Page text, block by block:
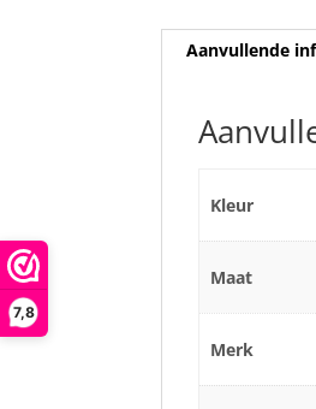
7,8
Aanvullende
Kleur
Maat
Merk